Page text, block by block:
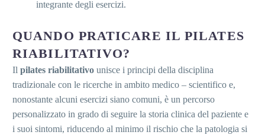
integrante degli esercizi.
QUANDO PRATICARE IL PILATES
RIABILITATIVO?
Il pilates riabilitativo unisce i principi della disciplina
tradizionale con le ricerche in ambito medico – scientifico e,
nonostante alcuni esercizi siano comuni, è un percorso
personalizzato in grado di seguire la storia clinica del paziente e
i suoi sintomi, riducendo al minimo il rischio che la patologia si